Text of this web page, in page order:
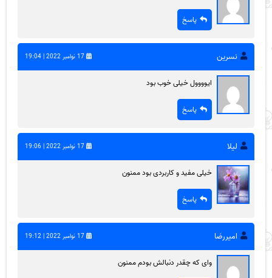
پاسخ
نسرین 17 نوامبر 2022 | 19:04
ایوووول خیلی خوب بود
پاسخ
لیلا 17 نوامبر 2022 | 19:06
خیلی مفید و کاربردی بود ممنون
پاسخ
امیررضا 17 نوامبر 2022 | 19:12
وای که چقدر دنبالش بودم ممنون